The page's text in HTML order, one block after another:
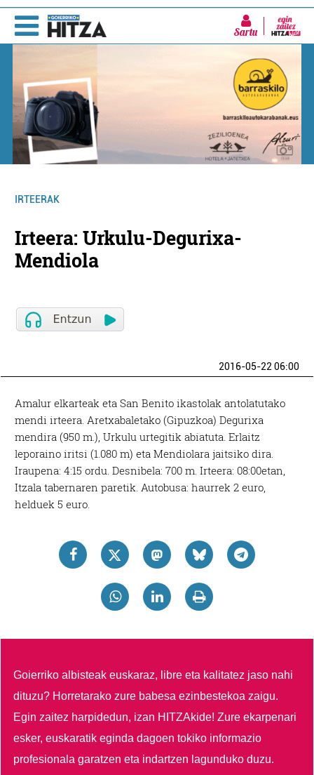
Sartu
IRTEERAK
Irteera: Urkulu-Degurixa-
Mendiola
2016-05-22 06:00
Amalur elkarteak eta San Benito ikastolak antolatutako
mendi irteera. Aretxabaletako (Gipuzkoa) Degurixa
mendira (950 m.), Urkulu urtegitik abiatuta. Erlaitz
leporaino iritsi (1.080 m) eta Mendiolara jaitsiko dira.
Iraupena: 4:15 ordu. Desnibela: 700 m. Irteera: 08:00etan,
Itzala tabernaren paretik. Autobusa: haurrek 2 euro,
helduek 5 euro.
Goierriko albisteak euskaraz, libre eta kalitatez jaso nahi
dituzu? Horretarako zure babesa ezinbestekoa zaigu.
Egin zaitez harpidedun, izan HITZAkide!Zure ekarpenari
esker, euskaratik eginda dagoen tokiko informazio
profesionala garatzen eta indartzen lagunduko duzu.